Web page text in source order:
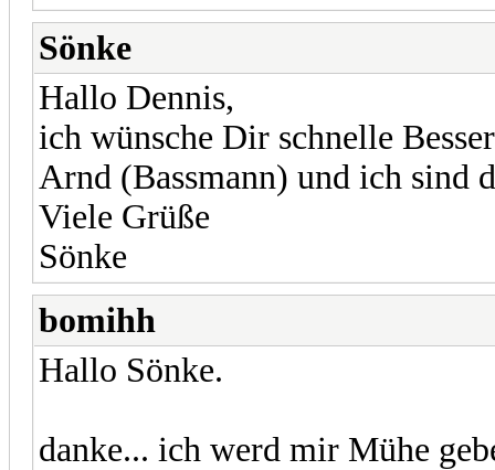
Sönke
Hallo Dennis,
ich wünsche Dir schnelle
Arnd (Bassmann) und ich sind
Viele Grüße
Sönke
bomihh
Hallo Sönke.
danke... ich werd mir Mühe